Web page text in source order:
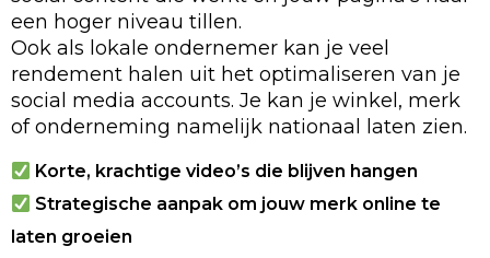
een hoger niveau tillen.
Ook als lokale ondernemer kan je veel
rendement halen uit het optimaliseren van je
social media accounts. Je kan je winkel, merk
of onderneming namelijk nationaal laten zien.
Korte, krachtige video’s die blijven hangen
Strategische aanpak om jouw merk online te
laten groeien